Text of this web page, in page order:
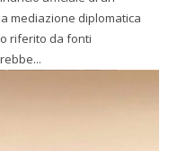
mediazione diplomatica
riferito da fonti